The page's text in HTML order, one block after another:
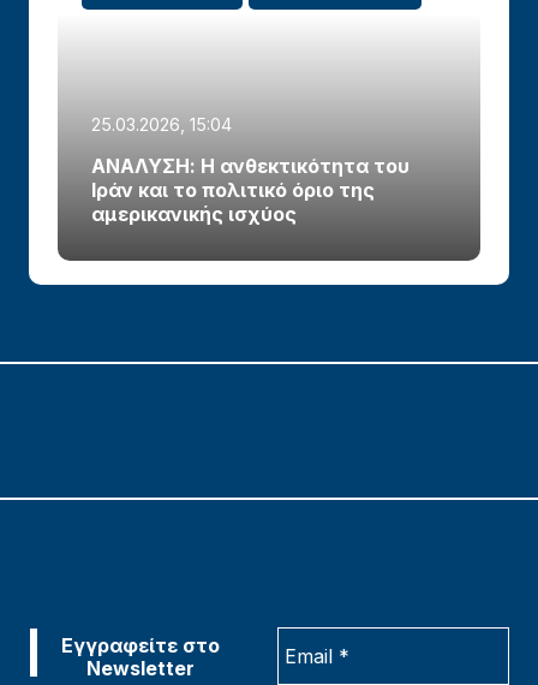
25.03.2026, 15:04
ΑΝΑΛΥΣΗ: Η ανθεκτικότητα του
Ιράν και το πολιτικό όριο της
αμερικανικής ισχύος